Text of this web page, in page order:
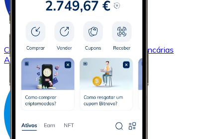
ComprarCardanocom transferência bancárias
ADA